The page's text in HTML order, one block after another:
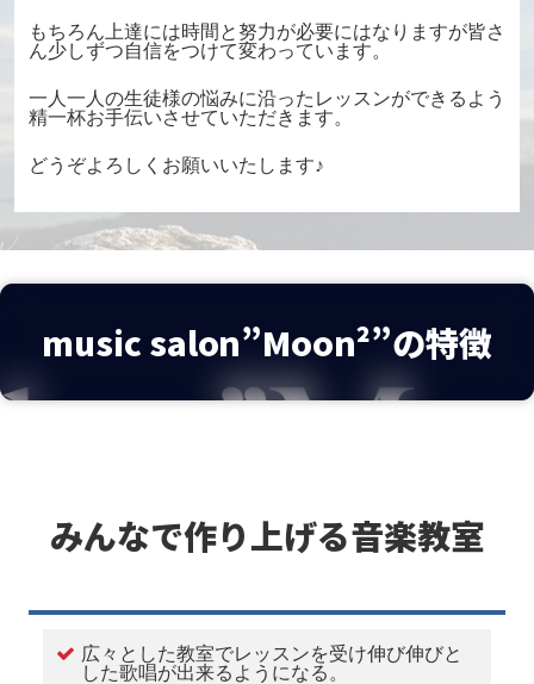
もちろん上達には時間と努力が必要にはなりますが皆さ
ん少しずつ自信をつけて変わっています。
一人一人の生徒様の悩みに沿ったレッスンができるよう
精一杯お手伝いさせていただきます。
どうぞよろしくお願いいたします♪
music salon”Moon²”の特徴
みんなで作り上げる音楽教室
広々とした教室でレッスンを受け伸び伸びと
した歌唱が出来るようになる。